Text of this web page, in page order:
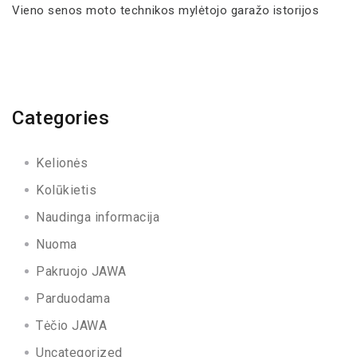
Vieno senos moto technikos mylėtojo garažo istorijos
Categories
Kelionės
Kolūkietis
Naudinga informacija
Nuoma
Pakruojo JAWA
Parduodama
Tėčio JAWA
Uncategorized